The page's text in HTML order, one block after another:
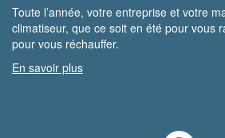
Toute l’année, votre entreprise et votre
climatiseur, que ce soit en été pour vous
pour vous réchauffer.
En savoir plus